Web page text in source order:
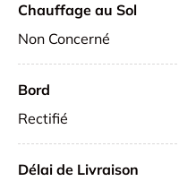
Chauffage au Sol
Non Concerné
Bord
Rectifié
Délai de Livraison